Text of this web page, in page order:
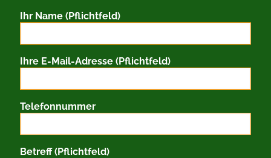
Ihr Name (Pflichtfeld)
Ihre E-Mail-Adresse (Pflichtfeld)
Telefonnummer
Betreff (Pflichtfeld)